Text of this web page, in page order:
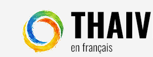
contenu